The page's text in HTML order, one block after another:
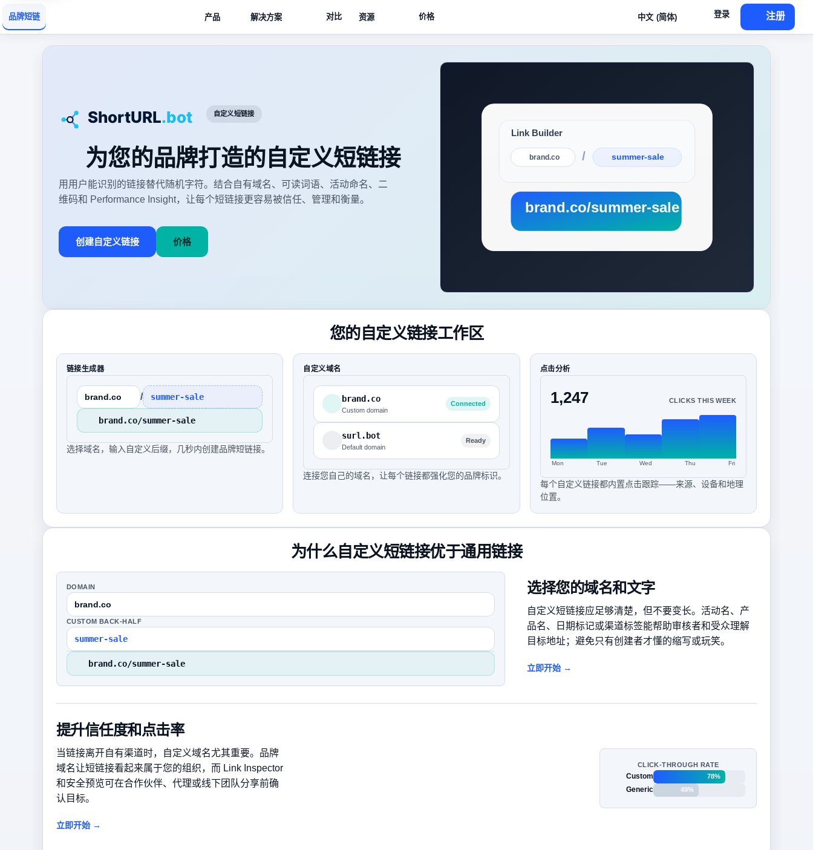
品牌短链 产品 解决方案 对比 资源 价格 中文 (简体) 登录 注册
自定义短链接
为您的品牌打造的自定义短链接
用用户能识别的链接替代随机字符。结合自有域名、可读词语、活动命名、二
维码和 Performance Insight，让每个短链接更容易被信任、管理和衡量。
创建自定义链接 价格
您的自定义链接工作区
链接生成器
brand.co / summer-sale
brand.co/summer-sale
选择域名，输入自定义后缀，几秒内创建品牌短链接。
自定义域名
brand.co
Custom domain
Connected
surl.bot
Default domain
Ready
连接您自己的域名，让每个链接都强化您的品牌标识。
点击分析
1,247 CLICKS THIS WEEK
Mon Tue Wed Thu Fri
每个自定义链接都内置点击跟踪——来源、设备和地理
位置。
为什么自定义短链接优于通用链接
DOMAIN
brand.co
CUSTOM BACK-HALF
summer-sale
brand.co/summer-sale
选择您的域名和文字
自定义短链接应足够清楚，但不要变长。活动名、产
品名、日期标记或渠道标签能帮助审核者和受众理解
目标地址；避免只有创建者才懂的缩写或玩笑。
立即开始 →
CLICK-THROUGH RATE
Custom 78%
Generic 49%
提升信任度和点击率
当链接离开自有渠道时，自定义域名尤其重要。品牌
域名让短链接看起来属于您的组织，而 Link Inspector
和安全预览可在合作伙伴、代理或线下团队分享前确
认目标。
立即开始 →